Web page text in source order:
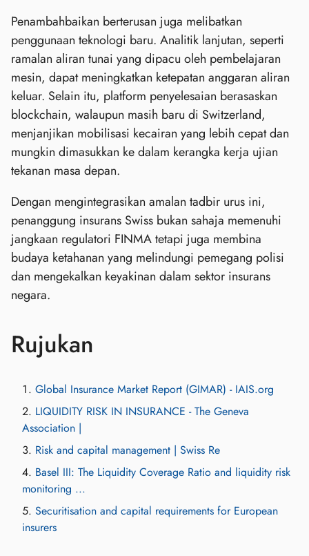
Penambahbaikan berterusan juga melibatkan
penggunaan teknologi baru. Analitik lanjutan, seperti
ramalan aliran tunai yang dipacu oleh pembelajaran
mesin, dapat meningkatkan ketepatan anggaran aliran
keluar. Selain itu, platform penyelesaian berasaskan
blockchain, walaupun masih baru di Switzerland,
menjanjikan mobilisasi kecairan yang lebih cepat dan
mungkin dimasukkan ke dalam kerangka kerja ujian
tekanan masa depan.
Dengan mengintegrasikan amalan tadbir urus ini,
penanggung insurans Swiss bukan sahaja memenuhi
jangkaan regulatori FINMA tetapi juga membina
budaya ketahanan yang melindungi pemegang polisi
dan mengekalkan keyakinan dalam sektor insurans
negara.
Rujukan
Global Insurance Market Report (GIMAR) - IAIS.org
LIQUIDITY RISK IN INSURANCE - The Geneva
Association |
Risk and capital management | Swiss Re
Basel III: The Liquidity Coverage Ratio and liquidity risk
monitoring ...
Securitisation and capital requirements for European
insurers